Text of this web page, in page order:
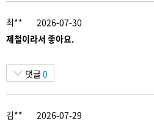
최**
2026-07-30
제철이라서 좋아요.
댓글 0
김**
2026-07-29